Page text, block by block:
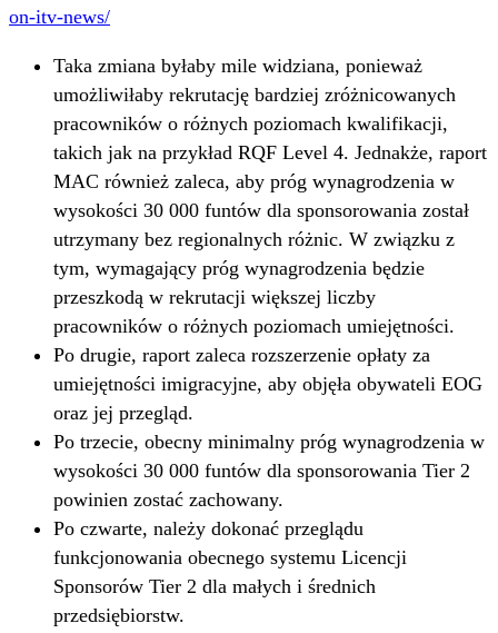
on-itv-news/
Taka zmiana byłaby mile widziana, ponieważ
umożliwiłaby rekrutację bardziej zróżnicowanych
pracowników o różnych poziomach kwalifikacji,
takich jak na przykład RQF Level 4. Jednakże, raport
MAC również zaleca, aby próg wynagrodzenia w
wysokości 30 000 funtów dla sponsorowania został
utrzymany bez regionalnych różnic. W związku z
tym, wymagający próg wynagrodzenia będzie
przeszkodą w rekrutacji większej liczby
pracowników o różnych poziomach umiejętności.
Po drugie, raport zaleca rozszerzenie opłaty za
umiejętności imigracyjne, aby objęła obywateli EOG
oraz jej przegląd.
Po trzecie, obecny minimalny próg wynagrodzenia w
wysokości 30 000 funtów dla sponsorowania Tier 2
powinien zostać zachowany.
Po czwarte, należy dokonać przeglądu
funkcjonowania obecnego systemu Licencji
Sponsorów Tier 2 dla małych i średnich
przedsiębiorstw.